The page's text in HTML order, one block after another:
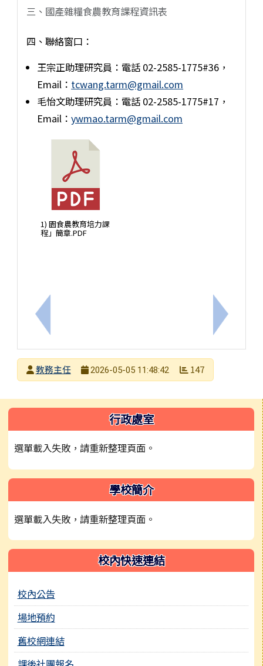
上一筆：有關本市藝術輔導團辦理「教案不卡關：
三、國產雜糧食農教育課程資訊表
四、聯絡窗口：
王宗正助理研究員：電話 02-2585-1775#36，
Email： tcwang.tarm@gmail.com
毛怡文助理研究員：電話 02-2585-1775#17，
Email：ywmao.tarm@gmail.com
1) 園食農教育培力課
程」簡章.PDF
下一筆：
發布者
教務主任
2026-05-05 11:48:42 147
左邊區域內容 行政處室
選單載入失敗，請重新整理頁面。
學校簡介
選單載入失敗，請重新整理頁面。
校內快速連結
校內公告
場地預約
舊校網連結